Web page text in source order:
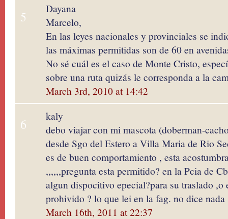
5
Dayana
Marcelo,
En las leyes nacionales y provinciales se
las máximas permitidas son de 60 en
No sé cuál es el caso de Monte Cristo,
sobre una ruta quizás le corresponda a la
March 3rd, 2010 at 14:42
6
kaly
debo viajar con mi mascota (doberman-
desde Sgo del Estero a Villa Maria de Rio
es de buen comportamiento , esta
,,,,,,pregunta esta permitido? en la Pcia de
algun dispocitivo epecial?para su traslado ,o
prohivido ? lo que lei en la fag. no dice nada
March 16th, 2011 at 22:37